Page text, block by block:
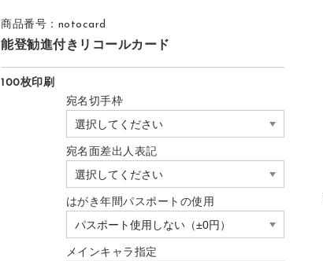
商品番号：notocard
能登勧進付きリコールカード
100枚印刷
宛名切手枠
宛名面差出人表記
はがき年間パスポートの使用
メインキャラ指定